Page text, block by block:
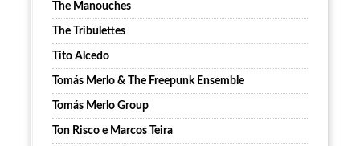
The Manouches
The Tribulettes
Tito Alcedo
Tomás Merlo & The Freepunk Ensemble
Tomás Merlo Group
Ton Risco e Marcos Teira